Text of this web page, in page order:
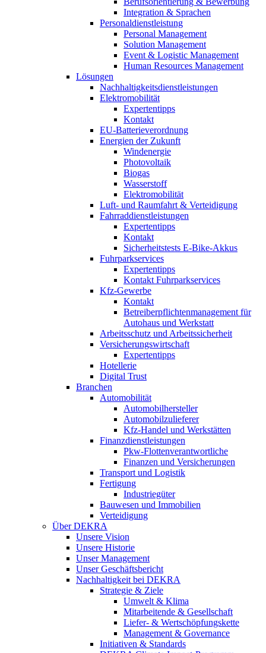
Integration & Sprachen
Personaldienstleistung
Personal Management
Solution Management
Event & Logistic Management
Human Resources Management
Lösungen
Nachhaltigkeitsdienstleistungen
Elektromobilität
Expertentipps
Kontakt
EU-Batterieverordnung
Energien der Zukunft
Windenergie
Photovoltaik
Biogas
Wasserstoff
Elektromobilität
Luft- und Raumfahrt & Verteidigung
Fahrraddienstleistungen
Expertentipps
Kontakt
Sicherheitstests E-Bike-Akkus
Fuhrparkservices
Expertentipps
Kontakt Fuhrparkservices
Kfz-Gewerbe
Kontakt
Betreiberpflichtenmanagement für
Autohaus und Werkstatt
Arbeitsschutz und Arbeitssicherheit
Versicherungswirtschaft
Expertentipps
Hotellerie
Digital Trust
Branchen
Automobilität
Automobilhersteller
Automobilzulieferer
Kfz-Handel und Werkstätten
Finanzdienstleistungen
Pkw‑Flottenverantwortliche
Finanzen und Versicherungen
Transport und Logistik
Fertigung
Industriegüter
Bauwesen und Immobilien
Verteidigung
Über DEKRA
Unsere Vision
Unsere Historie
Unser Management
Unser Geschäftsbericht
Nachhaltigkeit bei DEKRA
Strategie & Ziele
Umwelt & Klima
Mitarbeitende & Gesellschaft
Liefer- & Wertschöpfungskette
Management & Governance
Initiativen & Standards